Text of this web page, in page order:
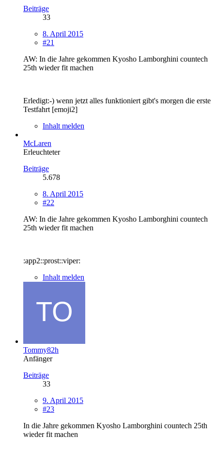
Beiträge
33
8. April 2015
#21
AW: In die Jahre gekommen Kyosho Lamborghini countech
25th wieder fit machen
Erledigt:-) wenn jetzt alles funktioniert gibt's morgen die erste
Testfahrt [emoji2]
Inhalt melden
McLaren
Erleuchteter
Beiträge
5.678
8. April 2015
#22
AW: In die Jahre gekommen Kyosho Lamborghini countech
25th wieder fit machen
:app2::prost::viper:
Inhalt melden
Tommy82h
Anfänger
Beiträge
33
9. April 2015
#23
In die Jahre gekommen Kyosho Lamborghini countech 25th
wieder fit machen